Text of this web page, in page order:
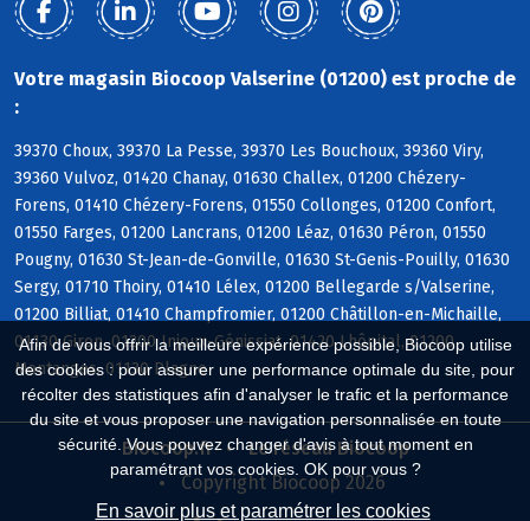
Afin de vous offrir la meilleure expérience possible, Biocoop utilise
des cookies : pour assurer une performance optimale du site, pour
récolter des statistiques afin d'analyser le trafic et la performance
du site et vous proposer une navigation personnalisée en toute
sécurité. Vous pouvez changer d'avis à tout moment en
paramétrant vos cookies. OK pour vous ?
En savoir plus et paramétrer les cookies
Votre magasin Biocoop Valserine (01200) est proche de
:
39370 Choux, 39370 La Pesse, 39370 Les Bouchoux, 39360 Viry,
39360 Vulvoz, 01420 Chanay, 01630 Challex, 01200 Chézery-
Forens, 01410 Chézery-Forens, 01550 Collonges, 01200 Confort,
01550 Farges, 01200 Lancrans, 01200 Léaz, 01630 Péron, 01550
Pougny, 01630 St-Jean-de-Gonville, 01630 St-Genis-Pouilly, 01630
Sergy, 01710 Thoiry, 01410 Lélex, 01200 Bellegarde s/Valserine,
01200 Billiat, 01410 Champfromier, 01200 Châtillon-en-Michaille,
01130 Giron, 01200 Injoux-Génissiat, 01420 Lhôpital, 01200
Montanges, 01130 Plagne
Biocoop.fr
Le réseau Biocoop
Copyright Biocoop 2026